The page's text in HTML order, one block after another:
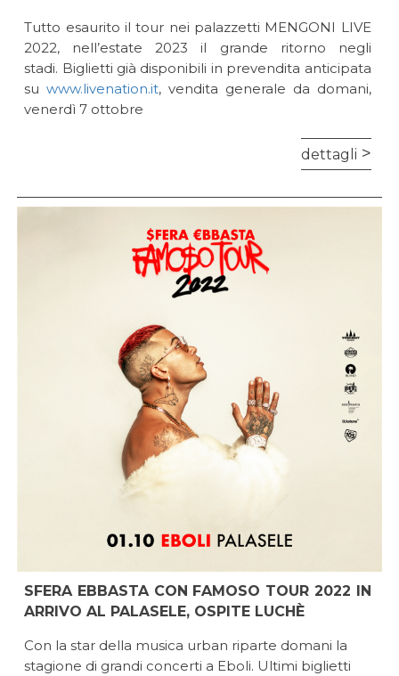
Tutto esaurito il tour nei palazzetti MENGONI LIVE
2022, nell’estate 2023 il grande ritorno negli
stadi. Biglietti già disponibili in prevendita anticipata
suwww.livenation.it, vendita generale da domani,
venerdì 7 ottobre
dettagli
SFERA EBBASTA CON FAMOSO TOUR 2022 IN
ARRIVO AL PALASELE, OSPITE LUCHÈ
Con la star della musica urban riparte domani la
stagione di grandi concerti a Eboli. Ultimi biglietti